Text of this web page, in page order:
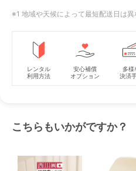
※1 地域や天候によって最短配送日は異
レンタル
利用方法
安心補償
オプション
多様
決済
こちらもいかがですか？